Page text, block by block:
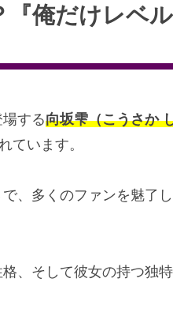
『俺だけレベ
する向坂雫（こうさか
ています。
で、多くのファンを魅了
、そして彼女の持つ独